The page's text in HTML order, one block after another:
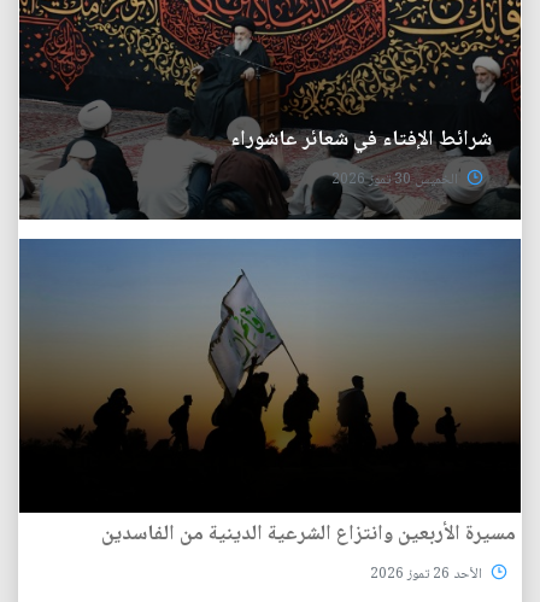
شرائط الإفتاء في شعائر عاشوراء
الخميس 30 تموز 2026
مسيرة الأربعين وانتزاع الشرعية الدينية من الفاسدين
الأحد 26 تموز 2026